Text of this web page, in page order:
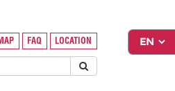
FAQ LOCATION